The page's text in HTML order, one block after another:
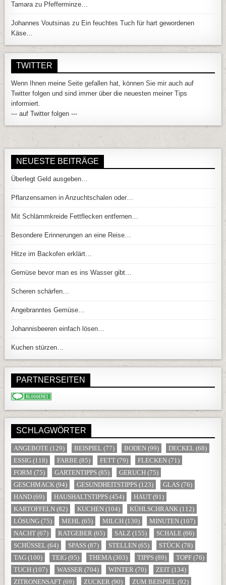
Tamarazu Pfefferminze…
Johannes Voutsinas zu Ein feuchtes Tuch für hart gewordenen
Käse…
TWITTER
Wenn Ihnen meine Seite gefallen hat, können Sie mir auch auf
Twitter folgen und sind immer über die neuesten meiner Tips
informiert.
--- auf Twitter folgen ---
NEUESTE BEITRÄGE
Überlegt Geld ausgeben…
Pflanzensamen in Anzuchtschalen oder…
Mit Schlämmkreide Fettflecken entfernen…
Besondere Erinnerungen an eine Reise…
Hitze im Backofen erklärt…
Gemüse bevor man es ins Wasser gibt…
Scheren schärfen…
Angebranntes Gemüse…
Johannisbeeren einfach lösen…
Kuchen stürzen…
PARTNERSEITEN
SCHLAGWÖRTER
ANGEBOTE (129) BEISPIEL (77) BODEN (99) DECKEL (68)
ESSIG (118) FARBE (85) FETT (79) FLECKEN (71)
FORM (75) GARTENTIPPS (85) GERUCH (75)
GESCHMACK (94) GESUNDHEITSTIPPS (123) GLAS (76)
HAND (69) HAUSHALTSTIPPS (454) HAUT (91)
KARTOFFELN (82) KUCHEN (104) KÜHLSCHRANK (112)
LÖSUNG (75) MEHL (65) MILCH (130) MINUTEN (107)
NACHT (67) RATGEBER (65) SALZ (155) SCHALE (66)
SCHÜSSEL (64) SPASS (87) STELLEN (65) STÜCK (78)
TAG (100) TEIG (95) THEMA(303) TIPPS (89) TOPF (76)
TUCH (107) WASSER (704) WINTER (70) ZEIT (134)
ZITRONENSAFT (69) ZUCKER (90) ZUM BEISPIEL (92)